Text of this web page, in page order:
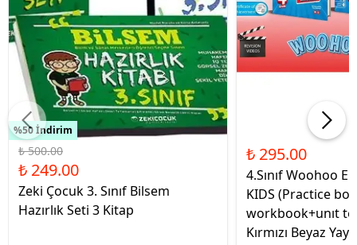
%50 İndirim
₺ 500.00
₺ 249.00
Zeki Çocuk 3. Sınıf Bilsem
Hazırlık Seti 3 Kitap
₺ 295.00
4.Sınıf Woohoo
KIDS (Practice
workbook+unıt
Kırmızı Beyaz